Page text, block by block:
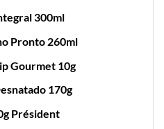
300ml
Pronto 260ml
Gourmet 10g
170g
Président